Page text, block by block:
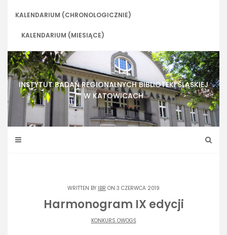
KALENDARIUM (CHRONOLOGICZNIE)
KALENDARIUM (MIESIĄCE)
INSTYTUT BADAŃ REGIONALNYCH BIBLIOTEKI ŚLĄSKIEJ
W KATOWICACH
WRITTEN BY IBR ON 3 CZERWCA 2019
Harmonogram IX edycji
KONKURS OWOGŚ